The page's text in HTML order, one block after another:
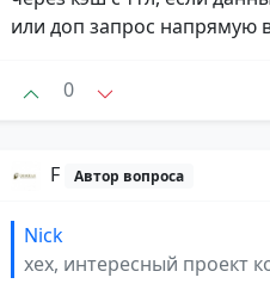
или доп запрос напрямую
0
F Автор вопроса
Nick
хех, интересный проект